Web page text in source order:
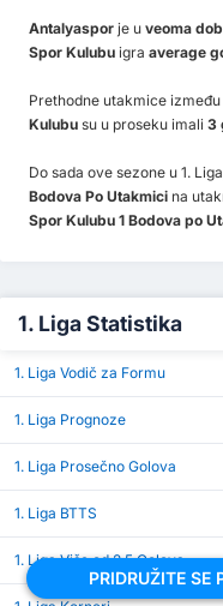
Antalyaspor je u veoma
Spor Kulubu igra average
Prethodne utakmice između
Kulubu su u proseku imali 3
Do sada ove sezone u 1.
Bodova Po Utakmici na
Spor Kulubu 1 Bodova po
1. Liga Statistika
1. Liga Vodič za Formu
1. Liga Prognoze
1. Liga Prosečno Golova
1. Liga BTTS
1. Liga Više od 2.5 Golova
PRIDRUŽITE SE